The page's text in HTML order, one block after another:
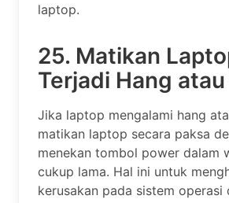
laptop.
25. Matikan
Terjadi Hang
Jika laptop mengalami hang
matikan laptop secara paksa
menekan tombol power dalam
cukup lama. Hal ini untuk
kerusakan pada sistem operasi